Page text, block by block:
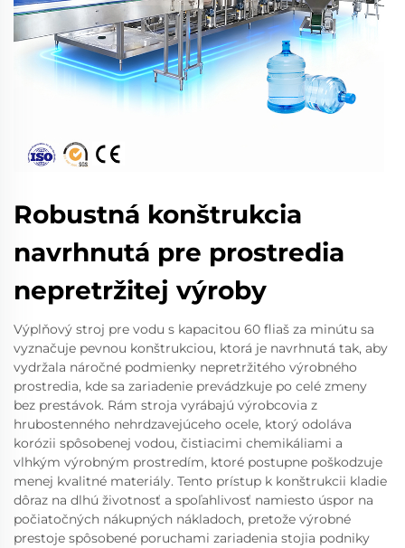
Robustná konštrukcia
navrhnutá pre prostredia
nepretržitej výroby
Výplňový stroj pre vodu s kapacitou 60 fliaš za minútu sa
vyznačuje pevnou konštrukciou, ktorá je navrhnutá tak, aby
vydržala náročné podmienky nepretržitého výrobného
prostredia, kde sa zariadenie prevádzkuje po celé zmeny
bez prestávok. Rám stroja vyrábajú výrobcovia z
hrubostenného nehrdzavejúceho ocele, ktorý odoláva
korózii spôsobenej vodou, čistiacimi chemikáliami a
vlhkým výrobným prostredím, ktoré postupne poškodzuje
menej kvalitné materiály. Tento prístup k konštrukcii kladie
dôraz na dlhú životnosť a spoľahlivosť namiesto úspor na
počiatočných nákupných nákladoch, pretože výrobné
prestoje spôsobené poruchami zariadenia stojia podniky